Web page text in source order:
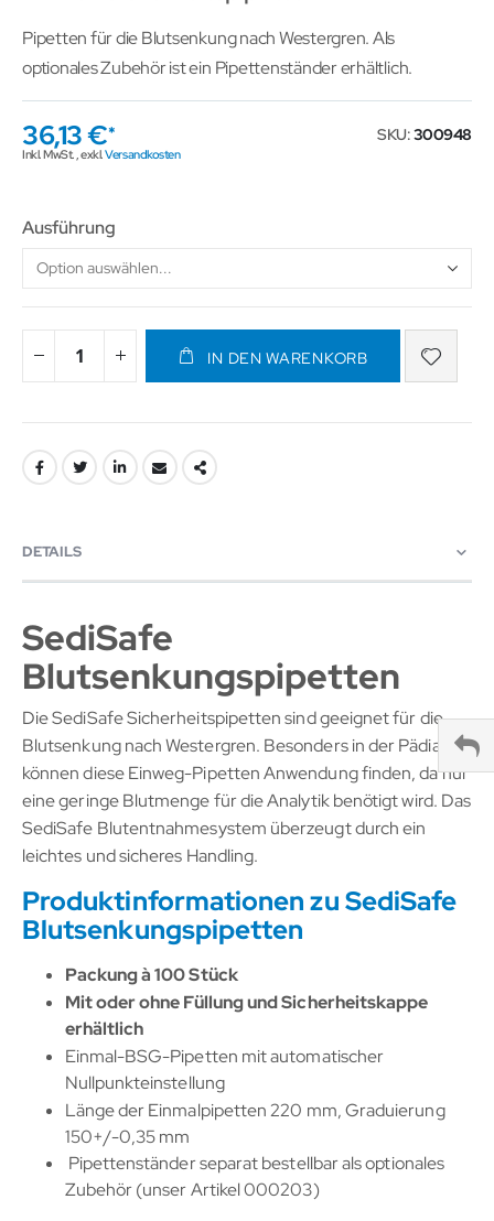
Pipetten für die Blutsenkung nach Westergren. Als
optionales Zubehör ist ein Pipettenständer erhältlich.
36,13 €
Inkl. MwSt.,exkl.Versandkosten
SKU 300948
Ausführung
IN DEN WARENKORB
DETAILS
SediSafe
Blutsenkungspipetten
Die SediSafe Sicherheitspipetten sind geeignet für die
Blutsenkung nach Westergren. Besonders in der Pädiatrie
können diese Einweg-Pipetten Anwendung finden, da nur
eine geringe Blutmenge für die Analytik benötigt wird. Das
SediSafe Blutentnahmesystem überzeugt durch ein
leichtes und sicheres Handling.
Produktinformationen zu SediSafe
Blutsenkungspipetten
Packung à 100 Stück
Mit oder ohne Füllung und Sicherheitskappe
erhältlich
Einmal-BSG-Pipetten mit automatischer
Nullpunkteinstellung
Länge der Einmalpipetten 220 mm, Graduierung
150+/-0,35 mm
Pipettenständer separat bestellbar als optionales
Zubehör (unser Artikel 000203)